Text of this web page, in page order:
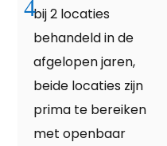
bij 2 locaties
behandeld in de
afgelopen jaren,
beide locaties zijn
prima te bereiken
met openbaar